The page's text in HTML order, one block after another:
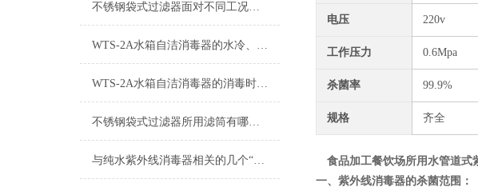
不锈钢袋式过滤器面对不同工况如何发挥作用？
WTS-2A水箱自洁消毒器的水冷、风冷双冷技术解析
WTS-2A水箱自洁消毒器的消毒时段设置
不锈钢袋式过滤器所用滤筒有哪些要求？
与纯水紫外线消毒器相关的几个“术语”解释
电压 220v
工作压力 0.6Mpa
杀菌率 99.9%
规格 齐全
食品加工餐饮场所用水管道式
一、紫外线消毒器的杀菌范围：